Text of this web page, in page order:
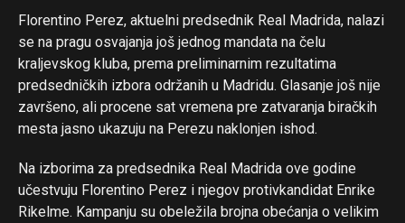
Florentino Perez, aktuelni predsednik Real Madrida, nalazi
se na pragu osvajanja još jednog mandata na čelu
kraljevskog kluba, prema preliminarnim rezultatima
predsedničkih izbora održanih u Madridu. Glasanje još nije
završeno, ali procene sat vremena pre zatvaranja biračkih
mesta jasno ukazuju na Perezu naklonjen ishod.
Na izborima za predsednika Real Madrida ove godine
učestvuju Florentino Perez i njegov protivkandidat Enrike
Rikelme. Kampanju su obeležila brojna obećanja o velikim